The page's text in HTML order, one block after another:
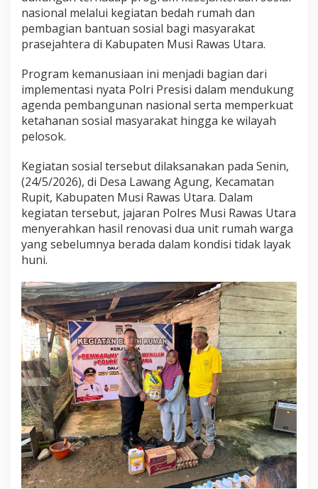
k
a
t
k
n
T
r
a
i
u
p
M
a
y
a
k
a
t
M
e
l
a
l
u
i
B
e
d
a
h
nasional melalui kegiatan bedah rumah dan
pembagian bantuan sosial bagi masyarakat
prasejahtera di Kabupaten Musi Rawas Utara.
Program kemanusiaan ini menjadi bagian dari
implementasi nyata Polri Presisi dalam mendukung
agenda pembangunan nasional serta memperkuat
ketahanan sosial masyarakat hingga ke wilayah
pelosok.
Kegiatan sosial tersebut dilaksanakan pada Senin,
(24/5/2026), di Desa Lawang Agung, Kecamatan
Rupit, Kabupaten Musi Rawas Utara. Dalam
kegiatan tersebut, jajaran Polres Musi Rawas Utara
menyerahkan hasil renovasi dua unit rumah warga
yang sebelumnya berada dalam kondisi tidak layak
huni.